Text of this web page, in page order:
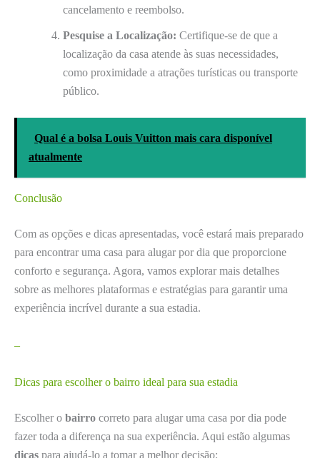
cancelamento e reembolso.
Pesquise a Localização: Certifique-se de que a
localização da casa atende às suas necessidades,
como proximidade a atrações turísticas ou transporte
público.
Qual é a bolsa Louis Vuitton mais cara disponível
atualmente
Conclusão
Com as opções e dicas apresentadas, você estará mais preparado
para encontrar uma casa para alugar por dia que proporcione
conforto e segurança. Agora, vamos explorar mais detalhes
sobre as melhores plataformas e estratégias para garantir uma
experiência incrível durante a sua estadia.
–
Dicas para escolher o bairro ideal para sua estadia
Escolher o bairro correto para alugar uma casa por dia pode
fazer toda a diferença na sua experiência. Aqui estão algumas
dicas para ajudá-lo a tomar a melhor decisão: